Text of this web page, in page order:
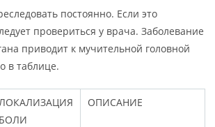
постоянно. Если это
провериться у врача. Заболевание
приводит к мучительной головной
в таблице.
БОЛИ
ОПИСАНИЕ